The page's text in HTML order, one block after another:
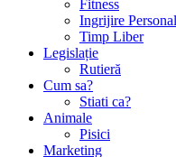
Fitness
Ingrijire
Timp Liber
Legislație
Rutieră
Cum sa?
Stiati ca?
Animale
Pisici
Marketing